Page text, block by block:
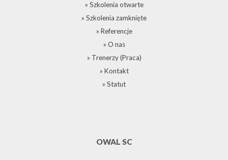
» Szkolenia otwarte
» Szkolenia zamknięte
» Referencje
» O nas
» Trenerzy (Praca)
» Kontakt
» Statut
OWAL SC